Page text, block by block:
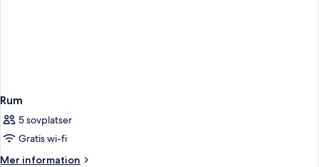
Rum
5 sovplatser
Gratis wi-fi
Mer information
Mer